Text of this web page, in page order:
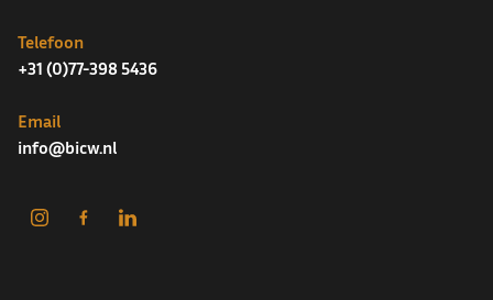
Telefoon
+31 (0)77-398 5436
Email
info@bicw.nl